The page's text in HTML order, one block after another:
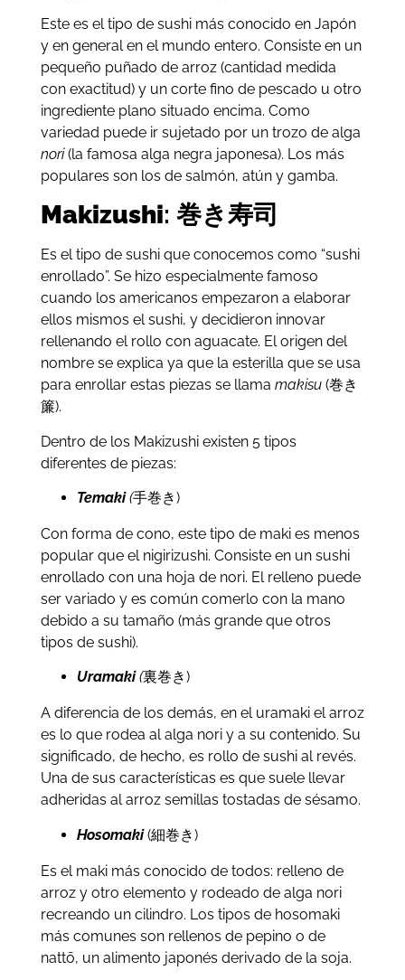
Este es el tipo de sushi más conocido en Japón
y en general en el mundo entero. Consiste en un
pequeño puñado de arroz (cantidad medida
con exactitud) y un corte fino de pescado u otro
ingrediente plano situado encima. Como
variedad puede ir sujetado por un trozo de alga
nori(la famosa alga negra japonesa). Los más
populares son los de salmón, atún y gamba.
Makizushi: 巻き寿司
Es el tipo de sushi que conocemos como “sushi
enrollado”. Se hizo especialmente famoso
cuando los americanos empezaron a elaborar
ellos mismos el sushi, y decidieron innovar
rellenando el rollo con aguacate. El origen del
nombre se explica ya que la esterilla que se usa
para enrollar estas piezas se llama makisu(巻き
簾).
Dentro de los Makizushi existen 5 tipos
diferentes de piezas:
Temaki(手巻き)
Con forma de cono, este tipo de maki es menos
popular que el nigirizushi. Consiste en un sushi
enrollado con una hoja de nori. El relleno puede
ser variado y es común comerlo con la mano
debido a su tamaño (más grande que otros
tipos de sushi).
Uramaki(裏巻き)
A diferencia de los demás, en el uramaki el arroz
es lo que rodea al alga nori y a su contenido. Su
significado, de hecho, es rollo de sushi al revés.
Una de sus características es que suele llevar
adheridas al arroz semillas tostadas de sésamo.
Hosomaki(細巻き)
Es el maki más conocido de todos: relleno de
arroz y otro elemento y rodeado de alga nori
recreando un cilindro. Los tipos de hosomaki
más comunes son rellenos de pepino o de
nattō, un alimento japonés derivado de la soja.